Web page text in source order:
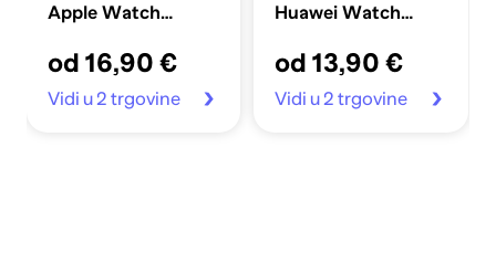
Apple Watch
cream
od 16,90 €
Vidi u 2 trgovine
Huawei Watch
yellow
od 13,90 €
Vidi u 2 trgovine